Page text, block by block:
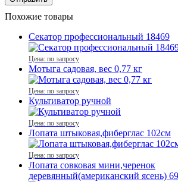
Похожие товары
Секатор профессиональный 18469
Цена: по запросу
Мотыга садовая, вес 0,77 кг
Цена: по запросу
Культиватор ручной
Цена: по запросу
Лопата штыковая,фиберглас 102см
Цена: по запросу
Лопата совковая мини,черенок
деревянный(американский ясень)